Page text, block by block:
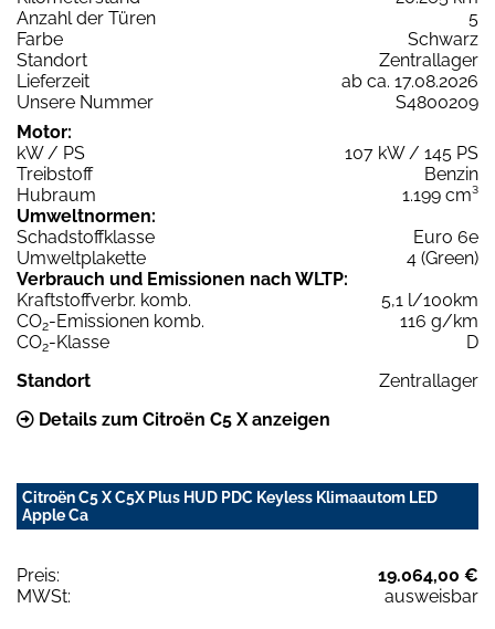
Anzahl der Türen
5
Farbe
Schwarz
Standort
Zentrallager
Lieferzeit
ab ca. 17.08.2026
Unsere Nummer
S4800209
Motor:
kW / PS
107 kW / 145 PS
Treibstoff
Benzin
Hubraum
1.199 cm³
Umweltnormen:
Schadstoffklasse
Euro 6e
Umweltplakette
4 (Green)
Verbrauch und Emissionen nach WLTP:
Kraftstoffverbr. komb.
5,1 l/100km
CO2-Emissionen komb.
116 g/km
CO2-Klasse
D
Standort
Zentrallager
Details zum Citroën C5 X anzeigen
Citroën C5 X C5X Plus HUD PDC Keyless Klimaautom LED
Apple Ca
Preis:
19.064,00 €
MWSt:
ausweisbar